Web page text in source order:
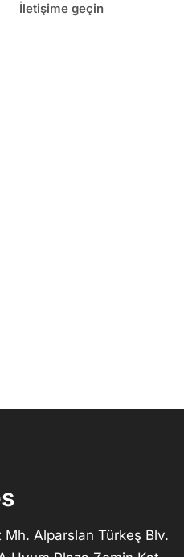
İletişime geçin
Mh. Alparslan Türkeş Blv.